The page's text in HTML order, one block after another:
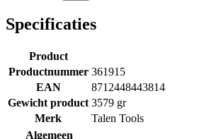
Specificaties
Product
Productnummer 361915
EAN
8712448443814
Gewicht product 3579 gr
Merk
Talen Tools
Algemeen